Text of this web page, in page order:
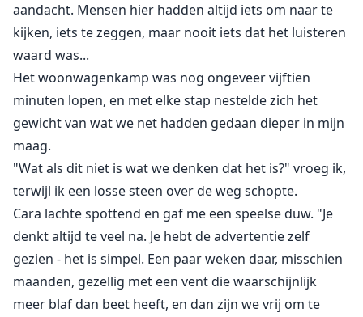
aandacht. Mensen hier hadden altijd iets om naar te
kijken, iets te zeggen, maar nooit iets dat het luisteren
waard was...
Het woonwagenkamp was nog ongeveer vijftien
minuten lopen, en met elke stap nestelde zich het
gewicht van wat we net hadden gedaan dieper in mijn
maag.
"Wat als dit niet is wat we denken dat het is?" vroeg ik,
terwijl ik een losse steen over de weg schopte.
Cara lachte spottend en gaf me een speelse duw. "Je
denkt altijd te veel na. Je hebt de advertentie zelf
gezien - het is simpel. Een paar weken daar, misschien
maanden, gezellig met een vent die waarschijnlijk
meer blaf dan beet heeft, en dan zijn we vrij om te